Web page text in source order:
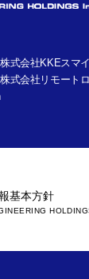
株式会社KKEスマ
株式会社リモート
基本方針